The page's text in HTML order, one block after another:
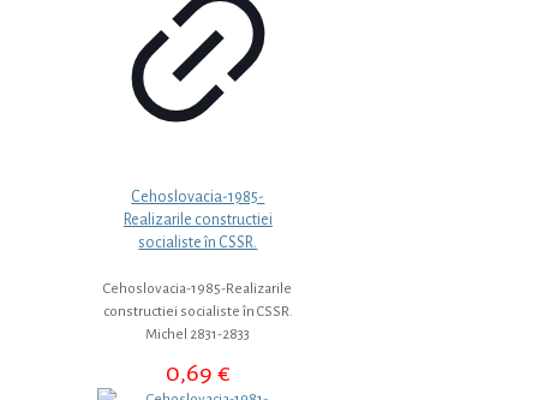
Cehoslovacia-1985-
Realizarile constructiei
socialiste în CSSR.
Cehoslovacia-1985-Realizarile
constructiei socialiste în CSSR.
Michel 2831-2833
0,69 €